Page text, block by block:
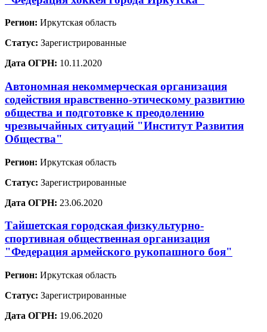
Регион: Иркутская область
Статус: Зарегистрированные
Дата ОГРН: 10.11.2020
Автономная некоммерческая организация
содействия нравственно-этическому развитию
общества и подготовке к преодолению
чрезвычайных ситуаций "Институт Развития
Общества"
Регион: Иркутская область
Статус: Зарегистрированные
Дата ОГРН: 23.06.2020
Тайшетская городская физкультурно-
спортивная общественная организация
"Федерация армейского рукопашного боя"
Регион: Иркутская область
Статус: Зарегистрированные
Дата ОГРН: 19.06.2020